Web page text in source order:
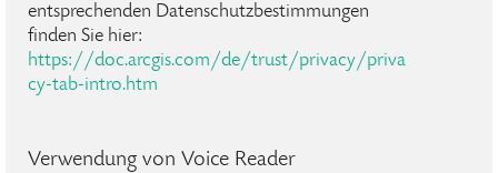
entsprechenden Datenschutzbestimmungen
finden Sie hier:
https://doc.arcgis.com/de/trust/privacy/priva
cy-tab-intro.htm
Verwendung von Voice Reader